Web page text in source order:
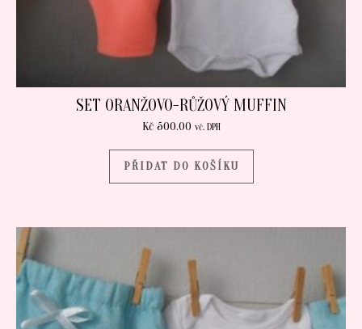
SET ORANŽOVO-RŮŽOVÝ MUFFIN
Kč500.00 vč. DPH
PŘIDAT DO KOŠÍKU